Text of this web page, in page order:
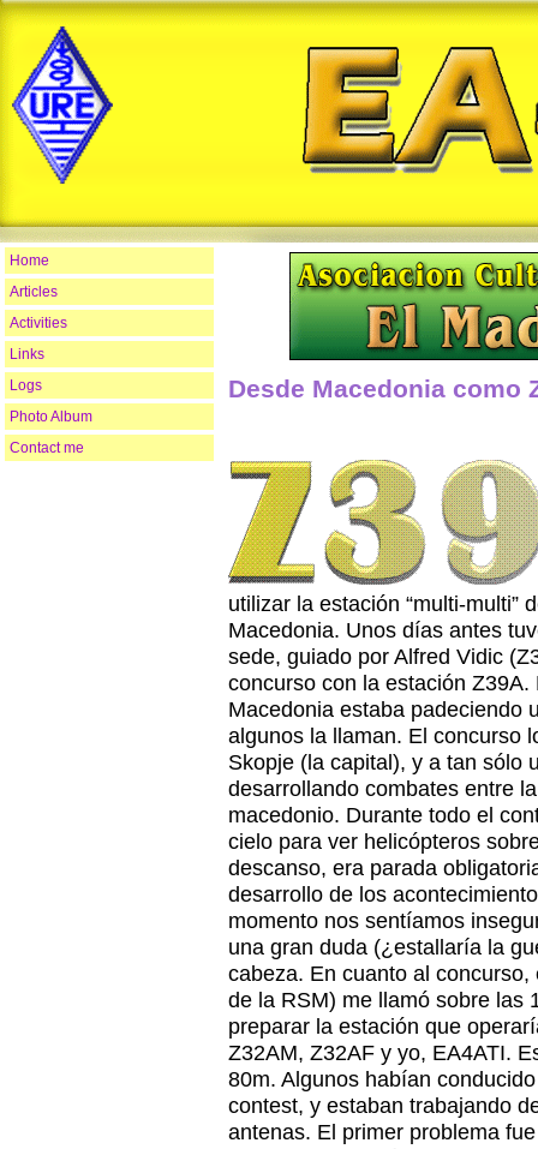
Home
Articles
Activities
Links
Logs
Photo Album
Contact me
Desde Macedonia como
utilizar la estación “multi-multi”
Macedonia. Unos días antes
sede, guiado por Alfred Vidic
concurso con la estación
Macedonia estaba padeciendo
algunos la llaman. El concurso
Skopje (la capital), y a tan sólo
desarrollando combates entre
macedonio. Durante todo el
cielo para ver helicópteros
descanso, era parada
desarrollo de los
momento nos sentíamos
una gran duda (¿estallaría la
cabeza. En cuanto al
de la RSM) me llamó sobre las
preparar la estación que
Z32AM, Z32AF y yo, EA4ATI.
80m. Algunos habían
contest, y estaban trabajando
antenas. El primer problema